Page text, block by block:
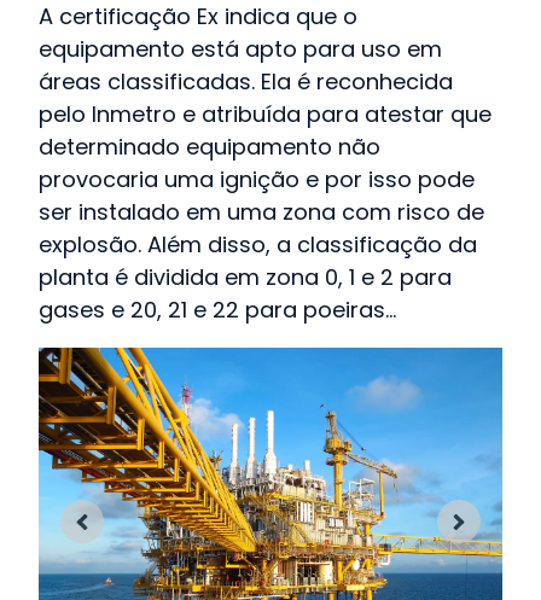
A certificação Ex indica que o
equipamento está apto para uso em
áreas classificadas. Ela é reconhecida
pelo Inmetro e atribuída para atestar que
determinado equipamento não
provocaria uma ignição e por isso pode
ser instalado em uma zona com risco de
explosão. Além disso, a classificação da
planta é dividida em zona 0, 1 e 2 para
gases e 20, 21 e 22 para poeiras...